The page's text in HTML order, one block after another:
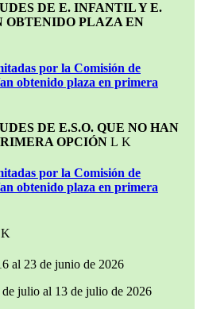
DE E. INFANTIL Y E.
OBTENIDO PLAZA EN
por la Comisión de
obtenido plaza en primera
DE E.S.O. QUE NO HAN
OPCIÓN
por la Comisión de
obtenido plaza en primera
al 23 de junio de 2026
julio al 13 de julio de 2026